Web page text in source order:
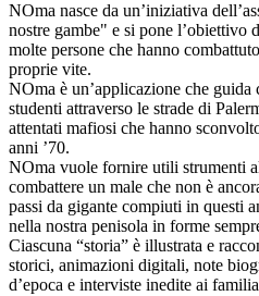
NOma nasce da un’iniziativa
nostre gambe" e si pone
molte persone che hanno
proprie vite.
NOma è un’applicazione che
studenti attraverso le strade di
attentati mafiosi che hanno
anni ’70.
NOma vuole fornire utili strumenti
combattere un male che non è
passi da gigante compiuti in questi
nella nostra penisola in forme
Ciascuna “storia” è illustrata e
storici, animazioni digitali, note
d’epoca e interviste inedite ai